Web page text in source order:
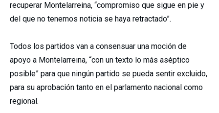
recuperar Montelarreina, “compromiso que sigue en pie y
del que no tenemos noticia se haya retractado”.
Todos los partidos van a consensuar una moción de
apoyo a Montelarreina, “con un texto lo más aséptico
posible” para que ningún partido se pueda sentir excluido,
para su aprobación tanto en el parlamento nacional como
regional.